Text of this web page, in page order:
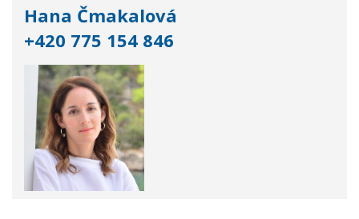
Hana Čmakalová
+420 775 154 846